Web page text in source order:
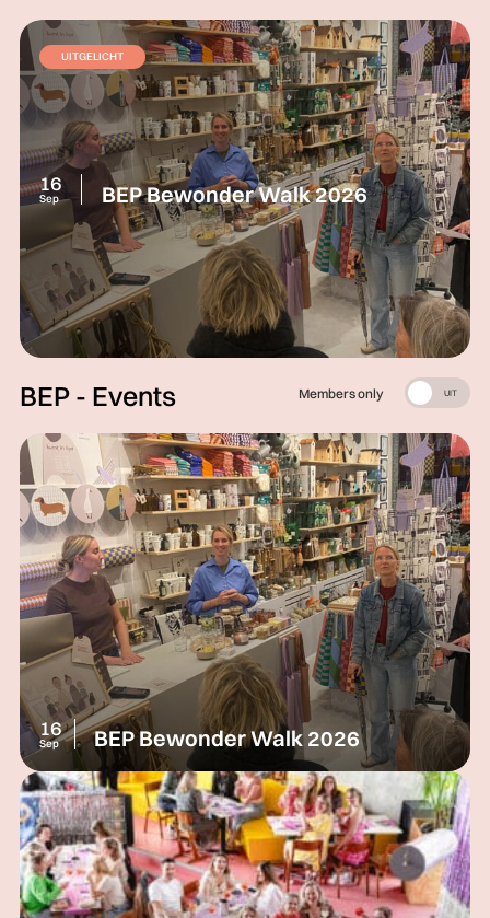
UITGELICHT
16
Sep BEP Bewonder Walk 2026
BEP - Events Members only UIT
16
Sep BEP Bewonder Walk 2026